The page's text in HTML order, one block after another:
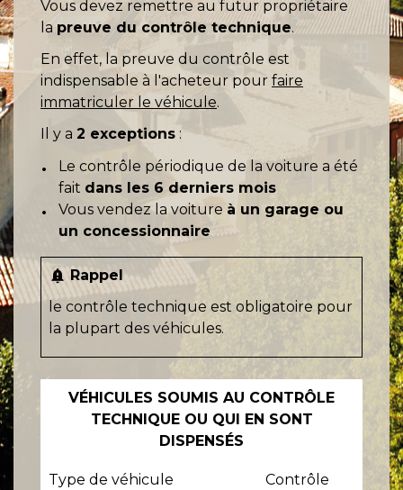
Vous devez remettre au futur propriétaire
la preuve du contrôle technique.
En effet, la preuve du contrôle est
indispensable à l'acheteur pour faire
immatriculer le véhicule.
Il y a 2 exceptions :
Le contrôle périodique de la voiture a été
fait dans les 6 derniers mois
Vous vendez la voiture à un garage ou
un concessionnaire
notification_important Rappel
le contrôle technique est obligatoire pour
la plupart des véhicules.
VÉHICULES SOUMIS AU CONTRÔLE
TECHNIQUE OU QUI EN SONT
DISPENSÉS
Type de véhicule
Contrôle